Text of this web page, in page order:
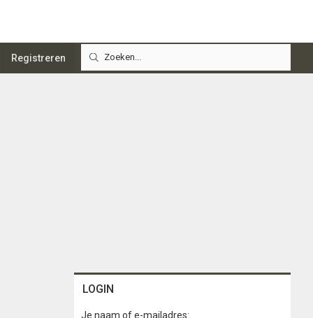
Registreren
LOGIN
Je naam of e-mailadres